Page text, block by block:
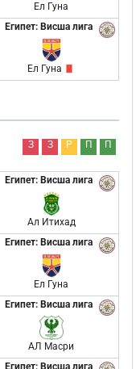
Ел Гуна
Египет: Висша лига
Ел Гуна
З З Р П П
Египет: Висша лига
Ал Итихад
Египет: Висша лига
Ел Гуна
Египет: Висша лига
АЛ Масри
Египет: Висша лига